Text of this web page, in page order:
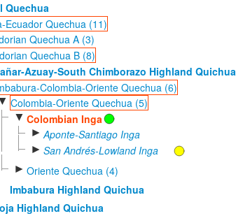
Quechua
Ecuador Quechua (11)
Quechua A (3)
Quechua B (8)
Azuay-South Chimborazo Highland Quichua
Colombia-Oriente Quechua (6)
Colombia-Oriente Quechua (5)
▼ Colombian Inga
► Aponte-Santiago Inga
► San Andrés-Lowland Inga
► Oriente Quechua (4)
Imbabura Highland Quichua
Highland Quichua